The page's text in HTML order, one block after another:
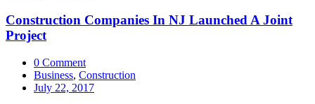
Construction Companies In NJ Launched A Joint
Project
0 Comment
Business, Construction
July 22, 2017